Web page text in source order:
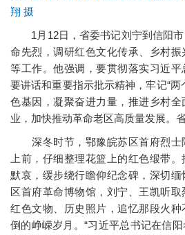
翔 摄
1月12日，省委书记刘宁到信阳市
命先烈，调研红色文化传承、乡村
等工作。他强调，要贯彻落实习近
要讲话和重要指示批示精神，牢记“两
色基因，凝聚奋进力量，推进乡村
业，加快推动革命老区高质量发展。
深冬时节，鄂豫皖苏区首府烈士
上前，仔细整理花篮上的红色缎带
默哀，缓步绕行瞻仰纪念碑，深切
区首府革命博物馆，刘宁、王凯听
红色文物、历史照片，追忆那段火
倒的峥嵘岁月。“习近平总书记在信